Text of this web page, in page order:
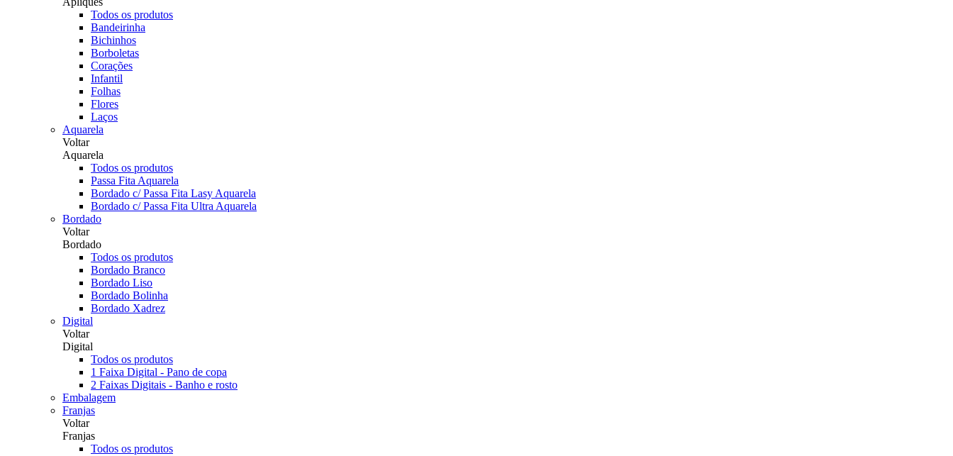
Todos os produtos
Bandeirinha
Bichinhos
Borboletas
Corações
Infantil
Folhas
Flores
Laços
Aquarela
Voltar
Aquarela
Todos os produtos
Passa Fita Aquarela
Bordado c/ Passa Fita Lasy Aquarela
Bordado c/ Passa Fita Ultra Aquarela
Bordado
Voltar
Bordado
Todos os produtos
Bordado Branco
Bordado Liso
Bordado Bolinha
Bordado Xadrez
Digital
Voltar
Digital
Todos os produtos
1 Faixa Digital - Pano de copa
2 Faixas Digitais - Banho e rosto
Embalagem
Franjas
Voltar
Franjas
Todos os produtos